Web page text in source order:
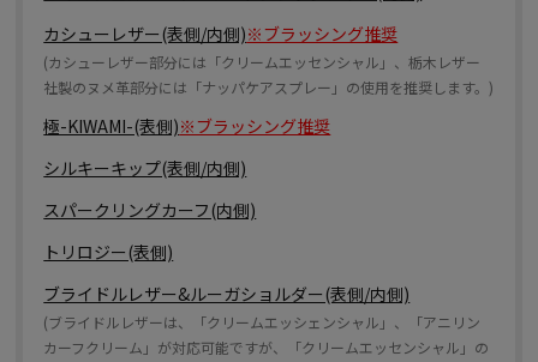
カシューレザー(表側/内側)※ブラッシング推奨
(カシューレザー部分には「クリームエッセンシャル」、栃木レザー
社製のヌメ革部分には「ナッパケアスプレー」の使用を推奨します。)
極-KIWAMI-(表側)※ブラッシング推奨
シルキーキップ(表側/内側)
スパークリングカーフ(内側)
トリロジー(表側)
ブライドルレザー&ルーガショルダー(表側/内側)
(ブライドルレザーは、「クリームエッシェンシャル」、「アニリン
カーフクリーム」が対応可能ですが、「クリームエッセンシャル」の